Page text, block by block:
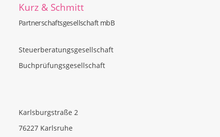
Kurz & Schmitt
Partnerschaftsgesellschaft mbB
Steuerberatungsgesellschaft
Buchprüfungsgesellschaft
Karlsburgstraße 2
76227 Karlsruhe